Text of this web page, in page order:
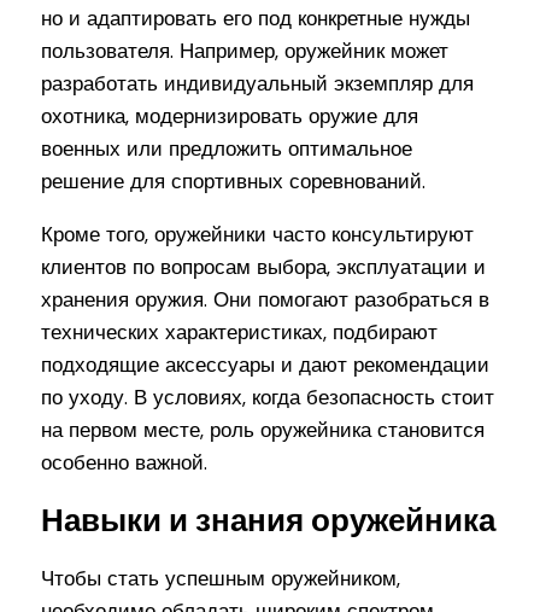
но и адаптировать его под конкретные нужды
пользователя. Например, оружейник может
разработать индивидуальный экземпляр для
охотника, модернизировать оружие для
военных или предложить оптимальное
решение для спортивных соревнований.
Кроме того, оружейники часто консультируют
клиентов по вопросам выбора, эксплуатации и
хранения оружия. Они помогают разобраться в
технических характеристиках, подбирают
подходящие аксессуары и дают рекомендации
по уходу. В условиях, когда безопасность стоит
на первом месте, роль оружейника становится
особенно важной.
Навыки и знания оружейника
Чтобы стать успешным оружейником,